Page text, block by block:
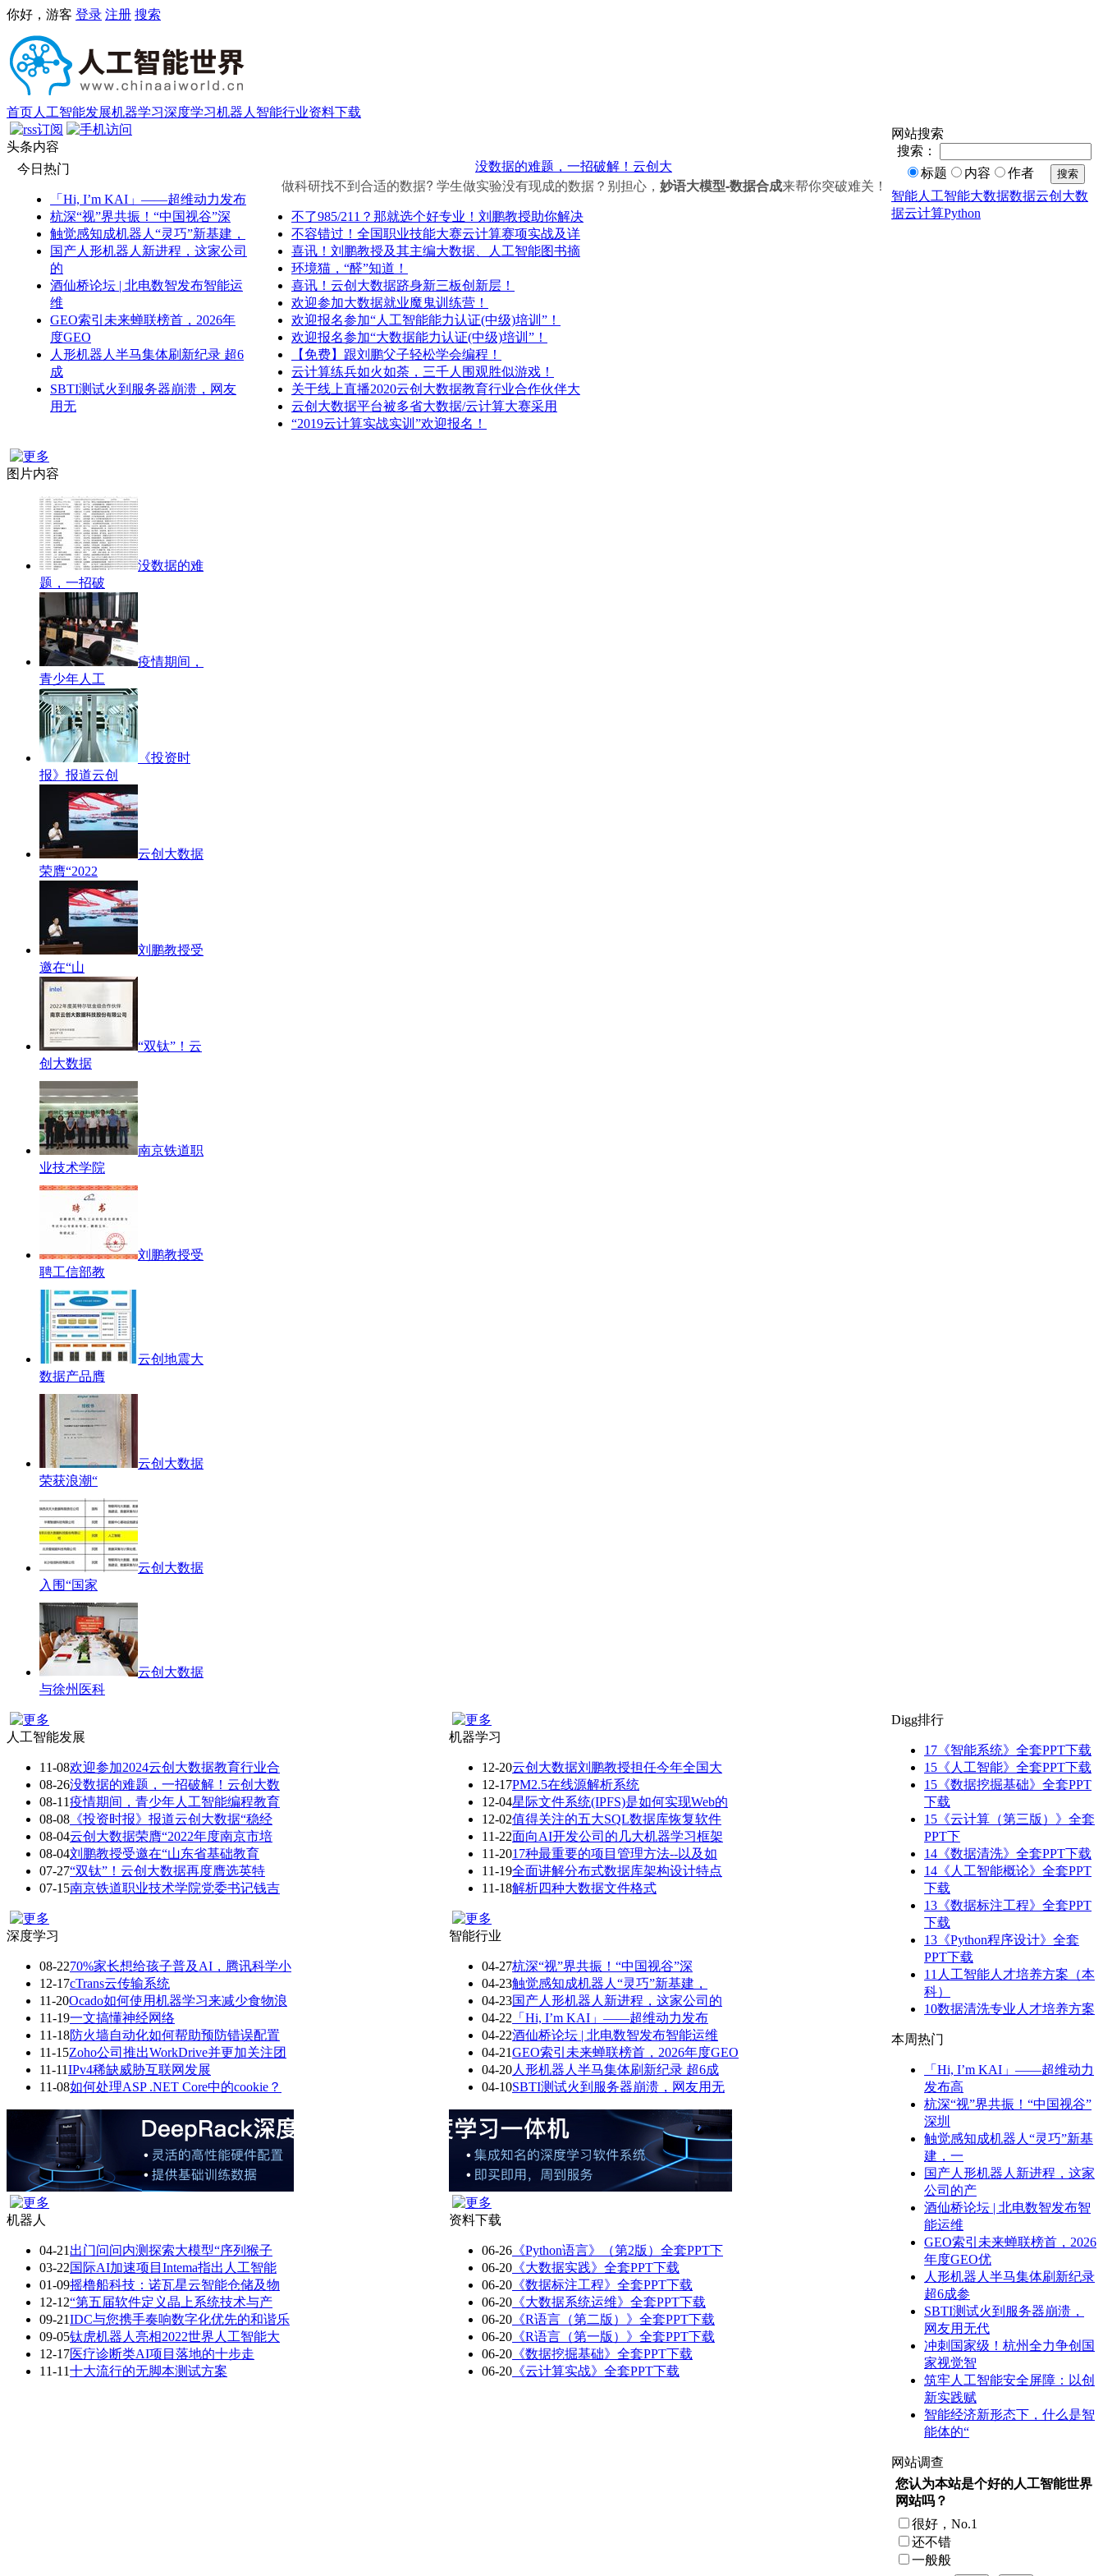
你好，游客 登录 注册 搜索
首页人工智能发展机器学习深度学习机器人 智能行业资料下载
头条内容
今日热门
「Hi, I’m KAI」——超维动力发布
杭深“视”界共振！“中国视谷”深
触觉感知成机器人“灵巧”新基建，
国产人形机器人新进程，这家公司
的
酒仙桥论坛 | 北电数智发布智能运
维
GEO索引未来蝉联榜首，2026年
度GEO
人形机器人半马集体刷新纪录 超6
成
SBTI测试火到服务器崩溃，网友
用无
没数据的难题，一招破解！云创大
做科研找不到合适的数据? 学生做实验没有现成的数据？别担心， 妙语大模型-数据合成来帮你突破难关！
不了985/211？那就选个好专业！刘鹏教授助你解决
不容错过！全国职业技能大赛云计算赛项实战及详
喜讯！刘鹏教授及其主编大数据、人工智能图书摘
环境猫，“醛”知道！
喜讯！云创大数据跻身新三板创新层！
欢迎参加大数据就业魔鬼训练营！
欢迎报名参加“人工智能能力认证(中级)培训”！
欢迎报名参加“大数据能力认证(中级)培训”！
【免费】跟刘鹏父子轻松学会编程！
云计算练兵如火如荼，三千人围观胜似游戏！
关于线上直播2020云创大数据教育行业合作伙伴大
云创大数据平台被多省大数据/云计算大赛采用
“2019云计算实战实训”欢迎报名！
网站搜索
搜索：
标题
内容 作者 搜索
智能人工智能大数据数据云创大数
据云计算Python
图片内容
没数据的难
题，一招破
疫情期间，
青少年人工
《投资时
报》报道云创
云创大数据
荣膺“2022
​刘鹏教授受
邀在“山
“双钛”！云
创大数据
南京铁道职
业技术学院
刘鹏教授受
聘工信部教
云创地震大
数据产品膺
云创大数据
荣获浪潮“
云创大数据
入围“国家
云创大数据
与徐州医科
人工智能发展
11-08欢迎参加2024云创大数据教育行业合
08-26没数据的难题，一招破解！云创大数
08-11疫情期间，青少年人工智能编程教育
08-08 《投资时报》报道云创大数据“稳经
08-04云创大数据荣膺“2022年度南京市培
08-04​刘鹏教授受邀在“山东省基础教育
07-27“双钛”！云创大数据再度膺选英特
07-15南京铁道职业技术学院党委书记钱吉
机器学习
12-20云创大数据刘鹏教授担任今年全国大
12-17PM2.5在线源解析系统
12-04星际文件系统(IPFS)是如何实现Web的
12-02值得关注的五大SQL数据库恢复软件
11-22面向AI开发公司的几大机器学习框架
11-2017种最重要的项目管理方法--以及如
11-19全面讲解分布式数据库架构设计特点
11-18解析四种大数据文件格式
深度学习
08-2270%家长想给孩子普及AI，腾讯科学小
12-17cTrans云传输系统
11-20Ocado如何使用机器学习来减少食物浪
11-19一文搞懂神经网络
11-18防火墙自动化如何帮助预防错误配置
11-15Zoho公司推出WorkDrive并更加关注团
11-11IPv4稀缺威胁互联网发展
11-08如何处理ASP .NET Core中的cookie？
智能行业
04-27杭深“视”界共振！“中国视谷”深
04-23触觉感知成机器人“灵巧”新基建，
04-23国产人形机器人新进程，这家公司的
04-22 「Hi, I’m KAI」——超维动力发布
04-22酒仙桥论坛 | 北电数智发布智能运维
04-21GEO索引未来蝉联榜首，2026年度GEO
04-20人形机器人半马集体刷新纪录 超6成
04-10SBTI测试火到服务器崩溃，网友用无
机器人
04-21 出门问问内测探索大模型“序列猴子
03-22国际AI加速项目Intema指出人工智能
01-09摇橹船科技：诺瓦星云智能仓储及物
12-12“第五届软件定义晶上系统技术与产
09-21IDC与您携手奏响数字化优先的和谐乐
09-05钛虎机器人亮相2022世界人工智能大
12-17医疗诊断类AI项目落地的十步走
11-11十大流行的无脚本测试方案
资料下载
06-26 《Python语言》（第2版）全套PPT下
06-20 《大数据实践》全套PPT下载
06-20 《数据标注工程》全套PPT下载
06-20 《大数据系统运维》全套PPT下载
06-20 《R语言（第二版）》全套PPT下载
06-20 《R语言（第一版）》全套PPT下载
06-20 《数据挖掘基础》全套PPT下载
06-20 《云计算实战》全套PPT下载
Digg排行
17 《智能系统》全套PPT下载
15 《人工智能》全套PPT下载
15 《数据挖掘基础》全套PPT
下载
15 《云计算（第三版）》全套
PPT下
14 《数据清洗》全套PPT下载
14 《人工智能概论》全套PPT
下载
13 《数据标注工程》全套PPT
下载
13 《Python程序设计》全套
PPT下载
11 人工智能人才培养方案（本
科）
10数据清洗专业人才培养方案
本周热门
「Hi, I’m KAI」——超维动力
发布高
杭深“视”界共振！“中国视谷”
深圳
触觉感知成机器人“灵巧”新基
建，一
国产人形机器人新进程，这家
公司的产
酒仙桥论坛 | 北电数智发布智
能运维
GEO索引未来蝉联榜首，2026
年度GEO优
人形机器人半马集体刷新纪录
超6成参
SBTI测试火到服务器崩溃，
网友用无代
冲刺国家级！杭州全力争创国
家视觉智
筑牢人工智能安全屏障：以创
新实践赋
智能经济新形态下，什么是智
能体的“
网站调查
您认为本站是个好的人工智能世界
网站吗？
很好，No.1
还不错
一般般